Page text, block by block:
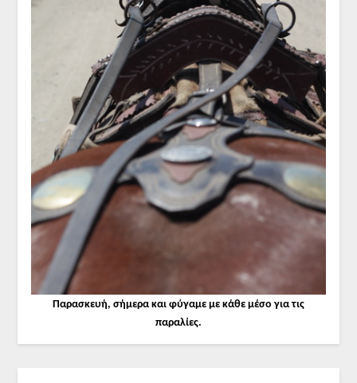
Παρασκευή, σήμερα και φύγαμε με κάθε μέσο για τις
παραλίες.